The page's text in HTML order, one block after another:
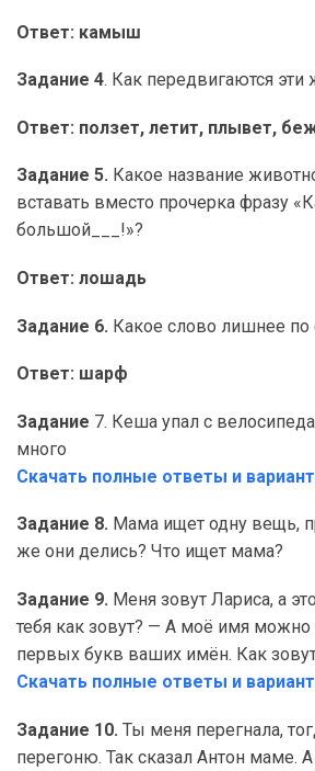
Ответ: камыш
Задание 4. Как передвигаются эти
Ответ: ползет, летит, плывет,
Задание 5. Какое название
вставать вместо прочерка фразу
большой___!»?
Ответ: лошадь
Задание 6. Какое слово лишнее по
Ответ: шарф
Задание 7. Кеша упал с
много
Скачать полные ответы и
Задание 8. Мама ищет одну вещь,
же они делись? Что ищет мама?
Задание 9. Меня зовут Лариса, а
тебя как зовут? — А моё имя можно
первых букв ваших имён. Как
Скачать полные ответы и
Задание 10. Ты меня перегнала,
перегоню. Так сказал Антон маме.